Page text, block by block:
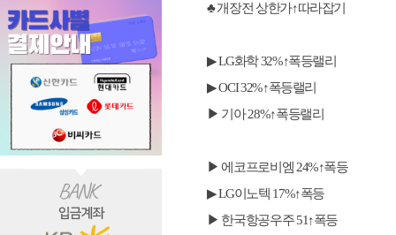
♣ 개장전 상한가↑따라잡기
▶ LG화학 32%↑폭등랠리
▶ OCI 32%↑폭등랠리
▶ 기아 28%↑폭등랠리
▶ 에코프로비엠 24%↑폭등
▶ LG이노텍 17%↑폭등
▶ 한국항공우주 51↑폭등